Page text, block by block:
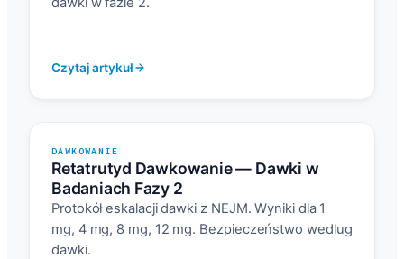
Czytaj artykuł
DAWKOWANIE
Retatrutyd Dawkowanie — Dawki w
Badaniach Fazy 2
Protokół eskalacji dawki z NEJM. Wyniki dla 1
mg, 4 mg, 8 mg, 12 mg. Bezpieczeństwo wedlug
dawki.